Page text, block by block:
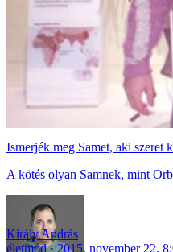
Ismerjék meg Samet, aki szeret
A kötés olyan Samnek, mint
Király András
életmód
2015. november 22.